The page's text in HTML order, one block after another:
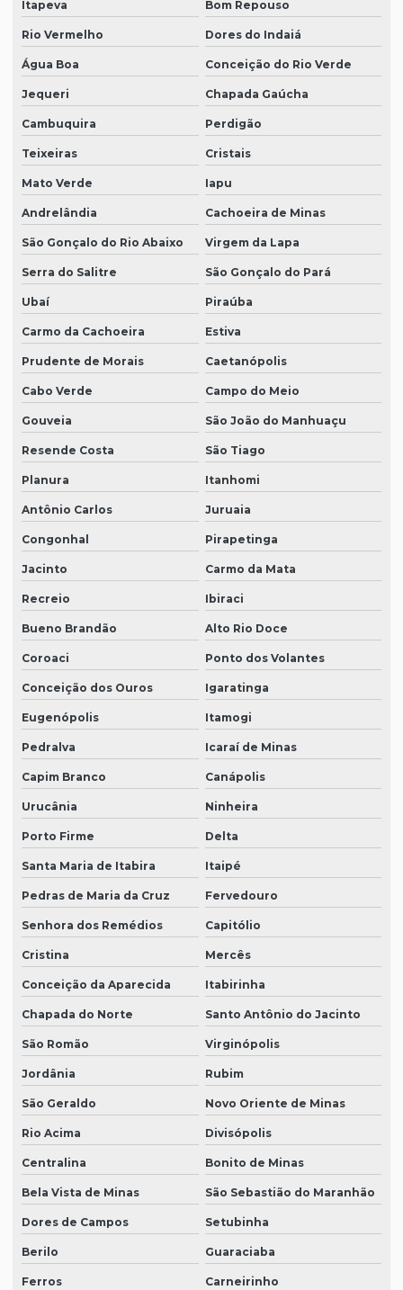
Itapeva Bom Repouso
Rio Vermelho Dores do Indaiá
Água Boa Conceição do Rio Verde
Jequeri Chapada Gaúcha
Cambuquira Perdigão
Teixeiras Cristais
Mato Verde Iapu
Andrelândia Cachoeira de Minas
São Gonçalo do Rio Abaixo Virgem da Lapa
Serra do Salitre São Gonçalo do Pará
Ubaí Piraúba
Carmo da Cachoeira Estiva
Prudente de Morais Caetanópolis
Cabo Verde Campo do Meio
Gouveia São João do Manhuaçu
Resende Costa São Tiago
Planura Itanhomi
Antônio Carlos Juruaia
Congonhal Pirapetinga
Jacinto Carmo da Mata
Recreio Ibiraci
Bueno Brandão Alto Rio Doce
Coroaci Ponto dos Volantes
Conceição dos Ouros Igaratinga
Eugenópolis Itamogi
Pedralva Icaraí de Minas
Capim Branco Canápolis
Urucânia Ninheira
Porto Firme Delta
Santa Maria de Itabira Itaipé
Pedras de Maria da Cruz Fervedouro
Senhora dos Remédios Capitólio
Cristina Mercês
Conceição da Aparecida Itabirinha
Chapada do Norte Santo Antônio do Jacinto
São Romão Virginópolis
Jordânia Rubim
São Geraldo Novo Oriente de Minas
Rio Acima Divisópolis
Centralina Bonito de Minas
Bela Vista de Minas São Sebastião do Maranhão
Dores de Campos Setubinha
Berilo Guaraciaba
Ferros Carneirinho